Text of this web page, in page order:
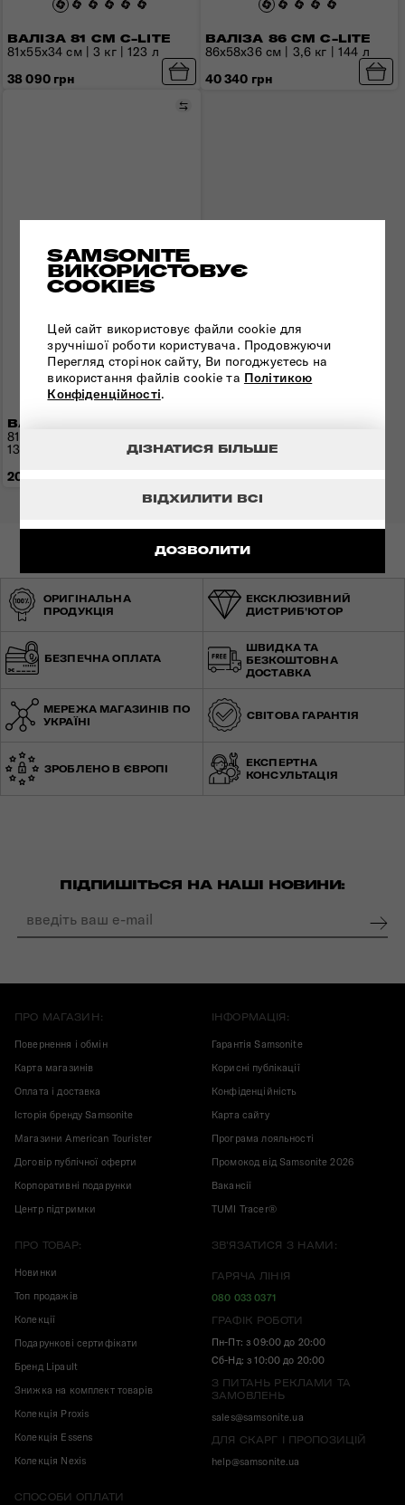
SAMSONITE
ВИКОРИСТОВУЄ
COOKIES
Цей сайт використовує файли cookie для
зручнішої роботи користувача. Продовжуючи
Перегляд сторінок сайту, Ви погоджуєтесь на
використання файлів cookie та Політикою
Конфіденційності.
ДОЗВОЛИТИ
ВІДХИЛИТИ ВСІ
ДІЗНАТИСЯ БІЛЬШЕ
ВАЛІЗА 81 СМ C-LITE
81x55x34 см | 3 кг | 123 л
38 090 грн
ВАЛІЗА 86 СМ C-LITE
86x58x36 см | 3,6 кг | 144 л
40 340 грн
ВАЛІЗА 81 СМ UPSCAPE
Порівняти
81x54x34(37) см | 3,9 кг |
133(145) л
20 670 грн
ОРИГІНАЛЬНА
ПРОДУКЦІЯ
ЕКСКЛЮЗИВНИЙ
ДИСТРИБ'ЮТОР
БЕЗПЕЧНА ОПЛАТА
ШВИДКА ТА
БЕЗКОШТОВНА
ДОСТАВКА
МЕРЕЖА МАГАЗИНІВ ПО
УКРАЇНІ
СВІТОВА ГАРАНТІЯ
ЗРОБЛЕНО В ЄВРОПІ
ЕКСПЕРТНА
КОНСУЛЬТАЦІЯ
ПІДПИШІТЬСЯ НА НАШІ НОВИНИ:
ПРО МАГАЗИН:
Повернення і обмін
Карта магазинів
Оплата і доставка
Історія бренду Samsonite
Магазини American Tourister
Договір публічної оферти
Корпоративні подарунки
Центр підтримки
ІНФОРМАЦІЯ:
Гарантія Samsonite
Корисні публікації
Конфіденційність
Карта сайту
Програма лояльності
Промокод від Samsonite 2026
Вакансії
TUMI Tracer®
ПРО ТОВАР:
Новинки
Топ продажів
Колекції
Подарункові сертифікати
Бренд Lipault
Знижка на комплект товарів
Колекція Proxis
Колекція Essens
Колекція Nexis
ЗВ'ЯЗАТИСЯ З НАМИ:
ГАРЯЧА ЛІНІЯ
080 033 0371
ГРАФІК РОБОТИ
Пн-Пт: з 09:00 до 20:00
Сб-Нд: з 10:00 до 20:00
З ПИТАНЬ РЕКЛАМИ ТА
ЗАМОВЛЕНЬ
sales@samsonite.ua
ДЛЯ СКАРГ І ПРОПОЗИЦІЙ
help@samsonite.ua
СПОСОБИ ОПЛАТИ